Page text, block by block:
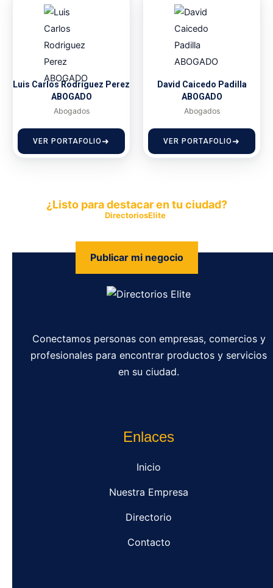
Luis Carlos Rodriguez Perez
ABOGADO
Abogados
VER PORTAFOLIO
David Caicedo Padilla
ABOGADO
Abogados
VER PORTAFOLIO
¿Listo para destacar en tu ciudad?
DirectoriosElite
Publicar mi negocio
Conectamos personas con empresas, comercios y
profesionales para encontrar productos y servicios
en su ciudad.
Enlaces
Inicio
Nuestra Empresa
Directorio
Contacto